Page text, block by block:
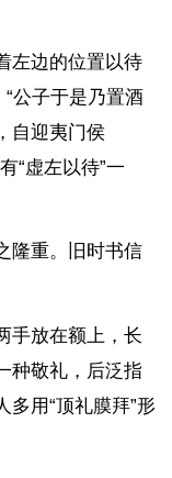
左边的位置以待
公子于是乃置酒
自迎夷门侯
“虚左以待”一
隆重。旧时书信
手放在额上，长
种敬礼，后泛指
多用“顶礼膜拜”形